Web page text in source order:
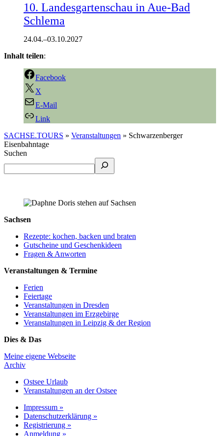
10. Landesgartenschau in Aue-Bad
Schlema
24.04.–03.10.2027
Inhalt teilen:
Facebook
X
E-Mail
Link
SACHSE.TOURS » Veranstaltungen » Schwarzenberger
Eisenbahntage
Suchen
Sachsen
Rezepte: kochen, backen und braten
Gutscheine und Geschenkideen
Fragen & Anworten
Veranstaltungen & Termine
Ferien
Feiertage
Veranstaltungen in Dresden
Veranstaltungen im Erzgebirge
Veranstaltungen in Leipzig & der Region
Dies & Das
Meine eigene Webseite
Archiv
Ostsee Urlaub
Veranstaltungen an der Ostsee
Impressum »
Datenschutzerklärung »
Registrierung »
Anmeldung »